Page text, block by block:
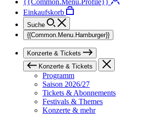
Einkaufskorb
Suche
{{Common.Menu.Hamburger}}
Konzerte & Tickets
Konzerte & Tickets
Programm
Saison 2026/27
Tickets & Abonnements
Festivals & Themes
Konzerte & mehr